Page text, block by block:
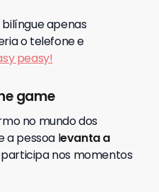
apenas
o telefone e
peasy!
game
no mundo dos
a pessoa levanta a
nos momentos